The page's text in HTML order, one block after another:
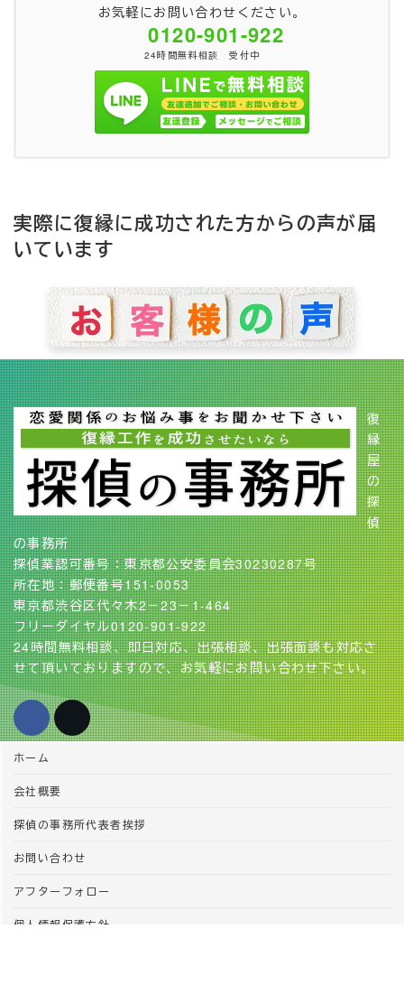
お気軽にお問い合わせください。
0120-901-922
24時間無料相談 受付中
実際に復縁に成功された方からの声が届
いています
復
縁
屋
の
探
偵
の事務所
探偵業認可番号：東京都公安委員会30230287号
所在地：郵便番号151-0053
東京都渋谷区代々木2－23－1-464
フリーダイヤル0120-901-922
24時間無料相談、即日対応、出張相談、出張面談も対応さ
せて頂いておりますので、お気軽にお問い合わせ下さい。
ホーム
会社概要
探偵の事務所代表者挨拶
お問い合わせ
アフターフォロー
個人情報保護方針